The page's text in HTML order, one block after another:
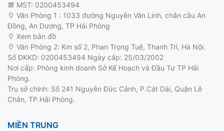
MST: 0200453494
Văn Phòng 1 : 1033 đường Nguyễn Văn Linh, chân cầu An
Đồng, An Dương, TP Hải Phòng
Xem bản đồ
Văn Phòng 2: Km số 2, Phan Trọng Tuệ, Thanh Trì, Hà Nội.
Số ĐKKD: 0200453494 Ngày cấp: 25/03/2002
Nơi cấp: Phòng kinh doanh Sở Kế Hoạch và Đầu Tư TP Hải
Phòng.
Trụ sở chính: Số 241 Nguyễn Đức Cảnh, P.Cát Dài, Quận Lê
Chân, TP.Hải Phòng.
MIỀN TRUNG